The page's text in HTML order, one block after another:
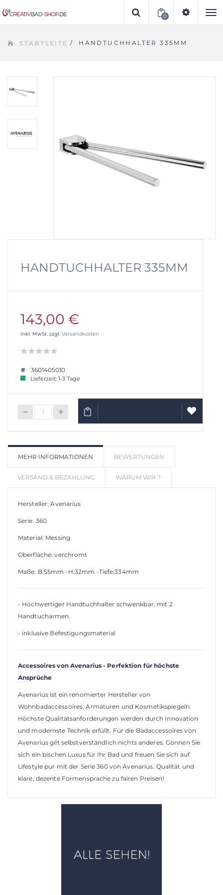
0
STARTSEITE / HANDTUCHHALTER 335MM
HANDTUCHHALTER 335MM
143,00 €
inkl. MwSt. zzgl. Versandkosten
3601405010
Lieferzeit: 1-3 Tage
IN DEN WARENKORB
MEHR INFORMATIONEN BEWERTUNGEN
VERSAND & BEZAHLUNG WARUM WIR ?
Hersteller: Avenarius
Serie: 360
Material: Messing
Oberfläche: verchromt
Maße: B:55mm -H:32mm -Tiefe:334mm
- Hochwertiger Handtuchhalter schwenkbar, mit 2
Handtucharmen.
- inklusive Befestigungsmaterial
Accessoires von Avenarius - Perfektion für höchste
Ansprüche
Avenarius ist ein renomierter Hersteller von
Wohnbadaccessoires, Armaturen und Kosmetikspiegeln.
Höchste Qualitätsanforderungen werden durch Innovation
und modernste Technik erfüllt. Für die Badaccessoires von
Avenarius gilt selbstverständlich nichts anderes. Gönnen Sie
sich ein bischen Luxus für Ihr Bad und freuen Sie sich auf
Lifestyle pur mit der Serie 360 von Avenarius. Qualität und
klare, dezente Formensprache zu fairen Preisen!